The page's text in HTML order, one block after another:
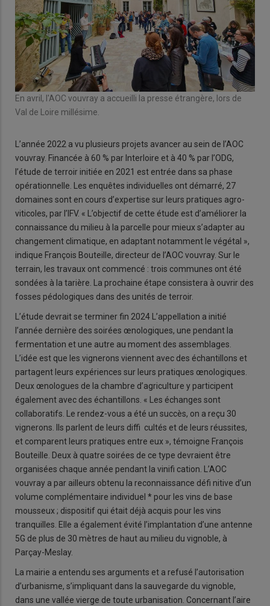
En avril, l'AOC vouvray a accueilli la presse étrangère, lors de
Val de Loire millésime.
L’année 2022 a vu plusieurs projets avancer au sein de l’AOC
vouvray. Financée à 60 % par Interloire et à 40 % par l’ODG,
l’étude de terroir initiée en 2021 est entrée dans sa phase
opérationnelle. Les enquêtes individuelles ont démarré, 27
domaines sont en cours d’expertise sur leurs pratiques agro-
viticoles, par l’IFV. « L’objectif de cette étude est d’améliorer la
connaissance du milieu à la parcelle pour mieux s’adapter au
changement climatique, en adaptant notamment le végétal »,
indique François Bouteille, directeur de l’AOC vouvray. Sur le
terrain, les travaux ont commencé : trois communes ont été
sondées à la tarière. La prochaine étape consistera à ouvrir des
fosses pédologiques dans des unités de terroir.
L’étude devrait se terminer fin 2024 L’appellation a initié
l’année dernière des soirées œnologiques, une pendant la
fermentation et une autre au moment des assemblages.
L’idée est que les vignerons viennent avec des échantillons et
partagent leurs expériences sur leurs pratiques œnologiques.
Deux œnologues de la chambre d’agriculture y participent
également avec des échantillons. « Les échanges sont
collaboratifs. Le rendez-vous a été un succès, on a reçu 30
vignerons. Ils parlent de leurs diffi cultés et de leurs réussites,
et comparent leurs pratiques entre eux », témoigne François
Bouteille. Deux à quatre soirées de ce type devraient être
organisées chaque année pendant la vinifi cation. L’AOC
vouvray a par ailleurs obtenu la reconnaissance défi nitive d’un
volume complémentaire individuel * pour les vins de base
mousseux ; dispositif qui était déjà acquis pour les vins
tranquilles. Elle a également évité l’implantation d’une antenne
5G de plus de 30 mètres de haut au milieu du vignoble, à
Parçay-Meslay.
La mairie a entendu ses arguments et a refusé l’autorisation
d’urbanisme, s’impliquant dans la sauvegarde du vignoble,
dans une vallée vierge de toute urbanisation. Concernant l’aire